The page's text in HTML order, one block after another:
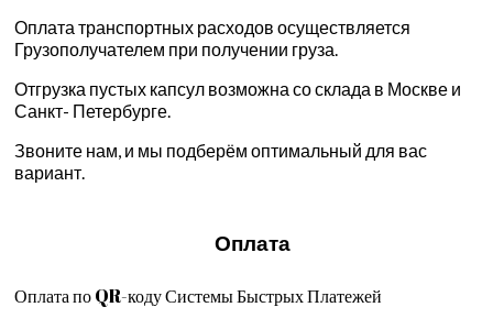
Оплата транспортных расходов осуществляется
Грузополучателем при получении груза.
Отгрузка пустых капсул возможна со склада в Москве и
Санкт- Петербурге.
Звоните нам, и мы подберём оптимальный для вас
вариант.
Оплата
Оплата по QR-коду Системы Быстрых Платежей